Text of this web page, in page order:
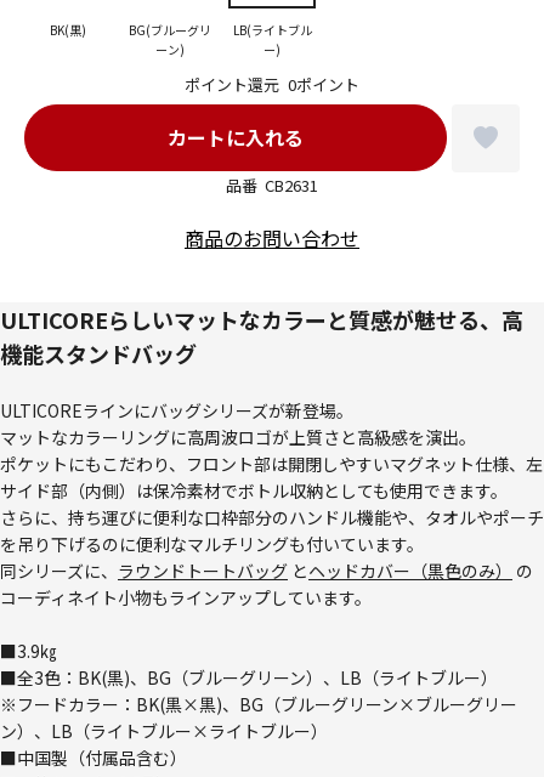
品番 CB2631
ポイント還元 0ポイント
BK(黒)
BG(ブルーグリ
ーン)
LB(ライトブル
ー)
商品のお問い合わせ
ULTICOREらしいマットなカラーと質感が魅せる、高
機能スタンドバッグ
ULTICOREラインにバッグシリーズが新登場。
マットなカラーリングに高周波ロゴが上質さと高級感を演出。
ポケットにもこだわり、フロント部は開閉しやすいマグネット仕様、左
サイド部（内側）は保冷素材でボトル収納としても使用できます。
さらに、持ち運びに便利な口枠部分のハンドル機能や、タオルやポーチ
を吊り下げるのに便利なマルチリングも付いています。
同シリーズに、 ラウンドトートバッグ とヘッドカバー（黒色のみ）
の
コーディネイト小物もラインアップしています。
■3.9㎏
■全3色：BK(黒)、BG（ブルーグリーン）、LB（ライトブルー）
※フードカラー：BK(黒×黒)、BG（ブルーグリーン×ブルーグリー
ン）、LB（ライトブルー×ライトブルー）
■中国製（付属品含む）